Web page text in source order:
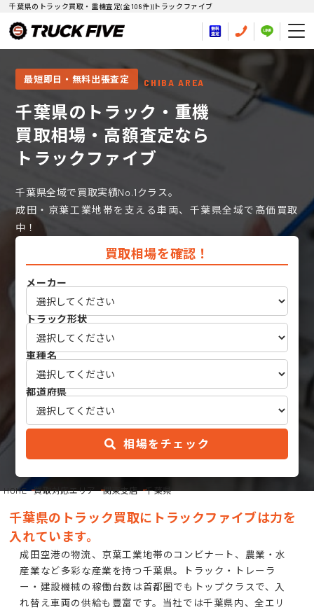
千葉県のトラック買取・重機査定(全108件)|トラックファイブ
最短即日・無料出張査定 CHIBA AREA
千葉県のトラック・重機
買取相場・高額査定なら
トラックファイブ
千葉県全域で買取実績No.1クラス。
成田・京葉工業地帯を支える車両、千葉県全域で高価買取
中！
買取相場を確認！
メーカー
トラック形状
車種名
都道府県
相場をチェック
HOME 買取対応エリア 関東支店 千葉県
千葉県のトラック買取にトラックファイブは力を
入れています。
成田空港の物流、京葉工業地帯のコンビナート、農業・水
産業など多彩な産業を持つ千葉県。トラック・トレーラ
ー・建設機械の稼働台数は首都圏でもトップクラスで、入
れ替え車両の供給も豊富です。当社では千葉県内、全エリ